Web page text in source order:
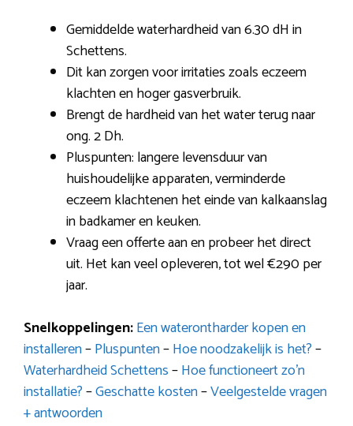
Gemiddelde waterhardheid van 6.30 dH in
Schettens.
Dit kan zorgen voor irritaties zoals eczeem
klachten en hoger gasverbruik.
Brengt de hardheid van het water terug naar
ong. 2 Dh.
Pluspunten: langere levensduur van
huishoudelijke apparaten, verminderde
eczeem klachtenen het einde van kalkaanslag
in badkamer en keuken.
Vraag een offerte aan en probeer het direct
uit. Het kan veel opleveren, tot wel €290 per
jaar.
Snelkoppelingen:Een waterontharder kopen en
installeren–Pluspunten–Hoe noodzakelijk is het?–
Waterhardheid Schettens–Hoe functioneert zo’n
installatie?–Geschatte kosten–Veelgestelde vragen
+ antwoorden